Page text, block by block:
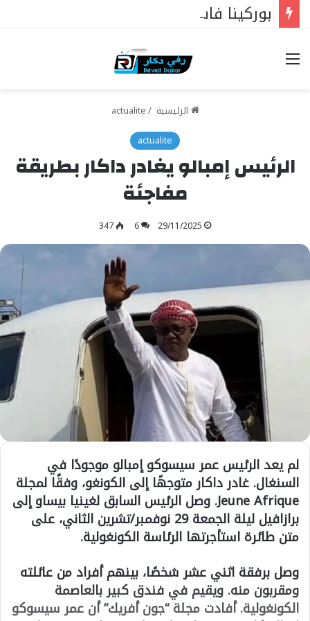
خيارات
الرئيسية /
actualite
actualite
الرئيس إمبالو يغادر داكار بطريقة
مفاجئة
29/11/2025
6
347
لم يعد الرئيس عمر سيسوكو إمبالو موجودًا في
السنغال. غادر داكار متوجهًا إلى الكونغو، وفقًا لمجلة
Jeune Afrique. وصل الرئيس السابق لغينيا بيساو إلى
برازافيل ليلة الجمعة 29 نوفمبر/تشرين الثاني، على
متن طائرة استأجرتها الرئاسة الكونغولية.
وصل برفقة اثني عشر شخصًا، بينهم أفراد من عائلته
ومقربون منه. ويقيم في فندق كبير بالعاصمة
الكونغولية. أفادت مجلة “جون أفريك” أن عمر سيسوكو